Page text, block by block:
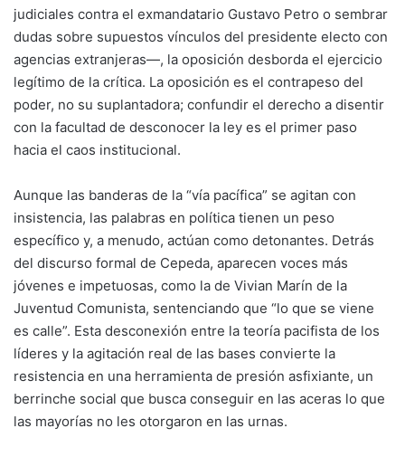
judiciales contra el exmandatario Gustavo Petro o sembrar
dudas sobre supuestos vínculos del presidente electo con
agencias extranjeras—, la oposición desborda el ejercicio
legítimo de la crítica. La oposición es el contrapeso del
poder, no su suplantadora; confundir el derecho a disentir
con la facultad de desconocer la ley es el primer paso
hacia el caos institucional.
Aunque las banderas de la “vía pacífica” se agitan con
insistencia, las palabras en política tienen un peso
específico y, a menudo, actúan como detonantes. Detrás
del discurso formal de Cepeda, aparecen voces más
jóvenes e impetuosas, como la de Vivian Marín de la
Juventud Comunista, sentenciando que “lo que se viene
es calle”. Esta desconexión entre la teoría pacifista de los
líderes y la agitación real de las bases convierte la
resistencia en una herramienta de presión asfixiante, un
berrinche social que busca conseguir en las aceras lo que
las mayorías no les otorgaron en las urnas.